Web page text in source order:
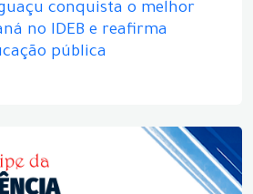
conquista o melhor
no IDEB e reafirma
pública